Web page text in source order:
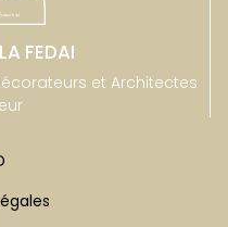
FEDAI
et Architectes